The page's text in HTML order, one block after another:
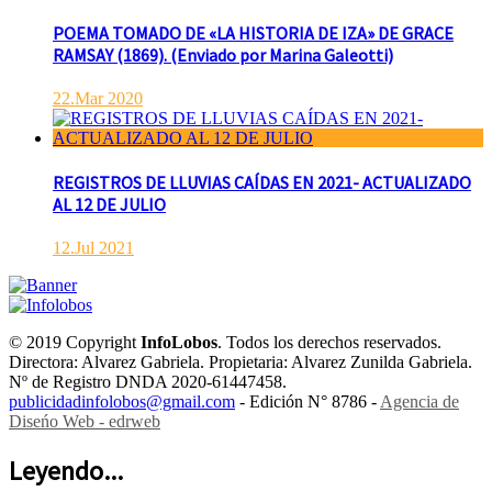
POEMA TOMADO DE «LA HISTORIA DE IZA» DE GRACE
RAMSAY (1869). (Enviado por Marina Galeotti)
22.Mar 2020
REGISTROS DE LLUVIAS CAÍDAS EN 2021- ACTUALIZADO
AL 12 DE JULIO
12.Jul 2021
© 2019 CopyrightInfoLobos. Todos los derechos reservados.
Directora: Alvarez Gabriela. Propietaria: Alvarez Zunilda Gabriela.
Nº de Registro DNDA 2020-61447458.
publicidadinfolobos@gmail.com - Edición N° 8786 -Agencia de
Diseńo Web - edrweb
Leyendo...